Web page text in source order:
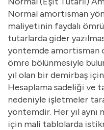
Normal amortisman
maliyetinin faydalı
tutarlarda gider
yöntemde amortisman
ömre bölünmesiyle
yıl olan bir demirbaş
Hesaplama sadeliği ve
nedeniyle işletmeler
yöntemdir. Her yıl
için mali tablolarda